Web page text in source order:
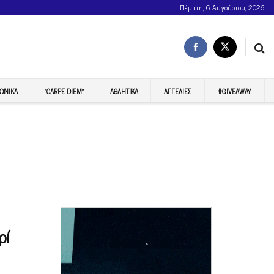
Πέμπτη, 6 Αυγούστου, 2026
“CARPE DIEM” ΑΘΛΗΤΙΚΆ ΑΓΓΕΛΊΕΣ #GIVEAWAY